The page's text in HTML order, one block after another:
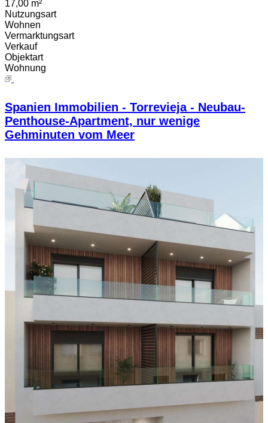
17,00 m²
Nutzungsart
Wohnen
Vermarktungsart
Verkauf
Objektart
Wohnung
Spanien Immobilien - Torrevieja - Neubau-
Penthouse-Apartment, nur wenige
Gehminuten vom Meer